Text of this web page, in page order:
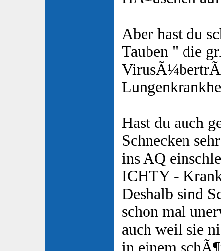
Aber hast du
Tauben " die
Hast du auch
Schnecken
ins AQ
ICHTY -
Deshalb sind
schon mal
auch weil sie
in einem